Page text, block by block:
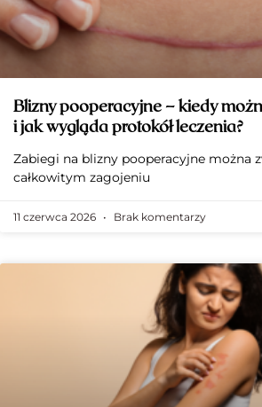
Blizny pooperacyjne – kiedy
i jak wygląda protokół leczenia?
Zabiegi na blizny pooperacyjne można
całkowitym zagojeniu
11 czerwca 2026 Brak komentarzy